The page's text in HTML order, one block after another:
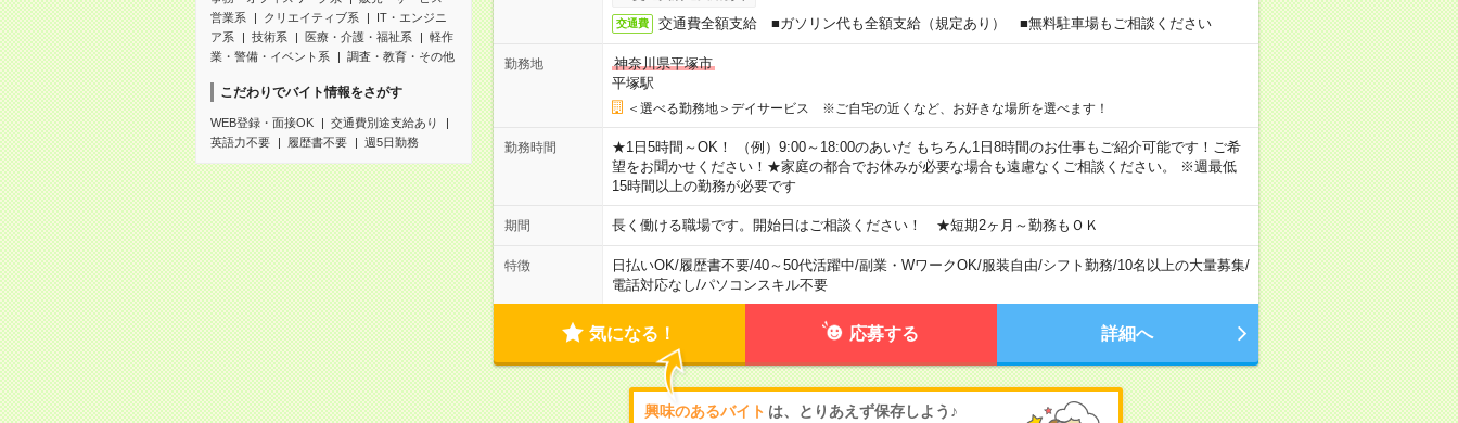
営業系
クリエイティブ系
IT・エンジニ
ア系
技術系 医療・介護・福祉系
軽作
業・警備・イベント系
調査・教育・その他
こだわりでバイト情報をさがす
WEB登録・面接OK
交通費別途支給あり
英語力不要
履歴書不要 週5日勤務
交通費 交通費全額支給 ■ガソリン代も全額支給（規定あり） ■無料駐車場もご相談ください
勤務地
神奈川県平塚市
平塚駅
＜選べる勤務地＞デイサービス ※ご自宅の近くなど、お好きな場所を選べます！
勤務時間
★1日5時間～OK！ （例）9:00～18:00のあいだ もちろん1日8時間のお仕事もご紹介可能です！ご希
望をお聞かせください！★家庭の都合でお休みが必要な場合も遠慮なくご相談ください。 ※週最低
15時間以上の勤務が必要です
期間 長く働ける職場です。開始日はご相談ください！ ★短期2ヶ月～勤務もＯＫ
特徴 日払いOK/履歴書不要/40～50代活躍中/副業・WワークOK/服装自由/シフト勤務/10名以上の大量募集/
電話対応なし/パソコンスキル不要
気になる！ 応募する 詳細へ
興味のあるバイト は、とりあえず保存しよう♪